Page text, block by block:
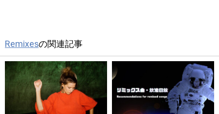
Remixesの関連記事